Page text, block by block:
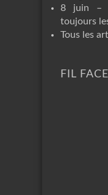
8 juin –
toujours
Tous les
FIL